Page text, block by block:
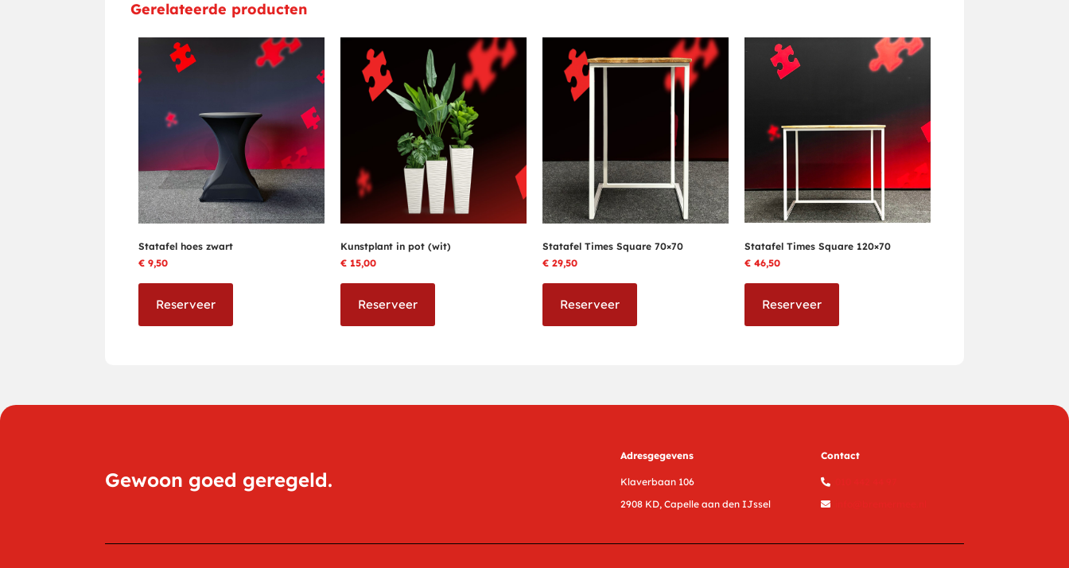
Gerelateerde producten
Statafel hoes zwart
€ 9,50
Reserveer
Kunstplant in pot (wit)
€ 15,00
Reserveer
Statafel Times Square 70×70
€ 29,50
Reserveer
Statafel Times Square 120×70
€ 46,50
Reserveer
Gewoon goed geregeld.
Adresgegevens
Klaverbaan 106
2908 KD, Capelle aan den IJssel
Contact